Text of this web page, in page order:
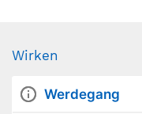
Wirken
Werdegang